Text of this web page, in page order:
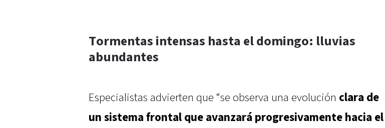
Tormentas intensas hasta el domingo: lluvias
abundantes
Especialistas advierten que “se observa una evolución clara de
un sistema frontal que avanzará progresivamente hacia el